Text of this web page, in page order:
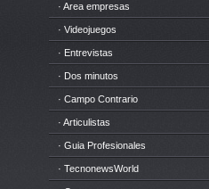
· Area empresas
· Videojuegos
· Entrevistas
· Dos minutos
· Campo Contrario
· Articulistas
· Guia Profesionales
· TecnonewsWorld